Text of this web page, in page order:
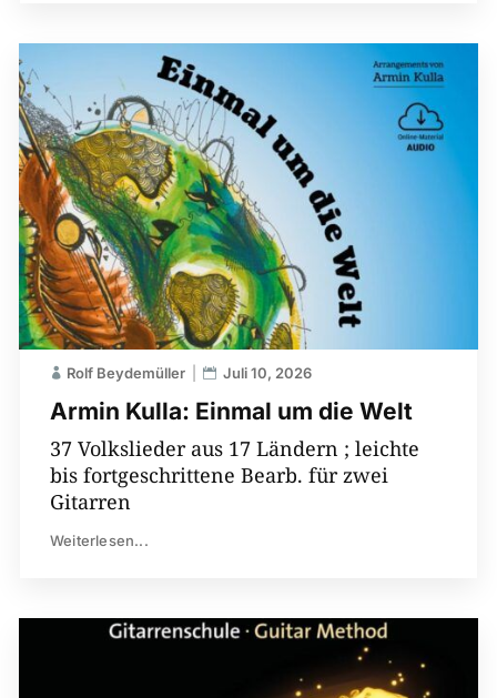
Armin Kulla: Einmal um die Welt
Rolf Beydemüller Juli 10, 2026
37 Volkslieder aus 17 Ländern ; leichte
bis fortgeschrittene Bearb. für zwei
Gitarren
Weiterlesen...